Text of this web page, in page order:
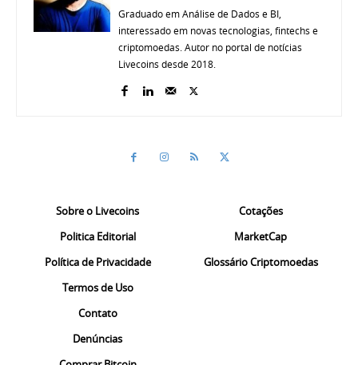
Graduado em Análise de Dados e BI,
interessado em novas tecnologias, fintechs e
criptomoedas. Autor no portal de notícias
Livecoins desde 2018.
Sobre o Livecoins
Politica Editorial
Política de Privacidade
Termos de Uso
Contato
Denúncias
Cotações
MarketCap
Glossário Criptomoedas